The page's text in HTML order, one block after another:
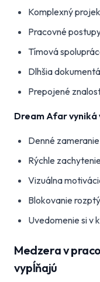
Komplexný
Pracovné
Tímová
Dlhšia
Prepojené
Dream Afar vyniká
Denné
Rýchle
Vizuálna
Blokovanie
Uvedomenie si v
Medzera v
vypĺňajú